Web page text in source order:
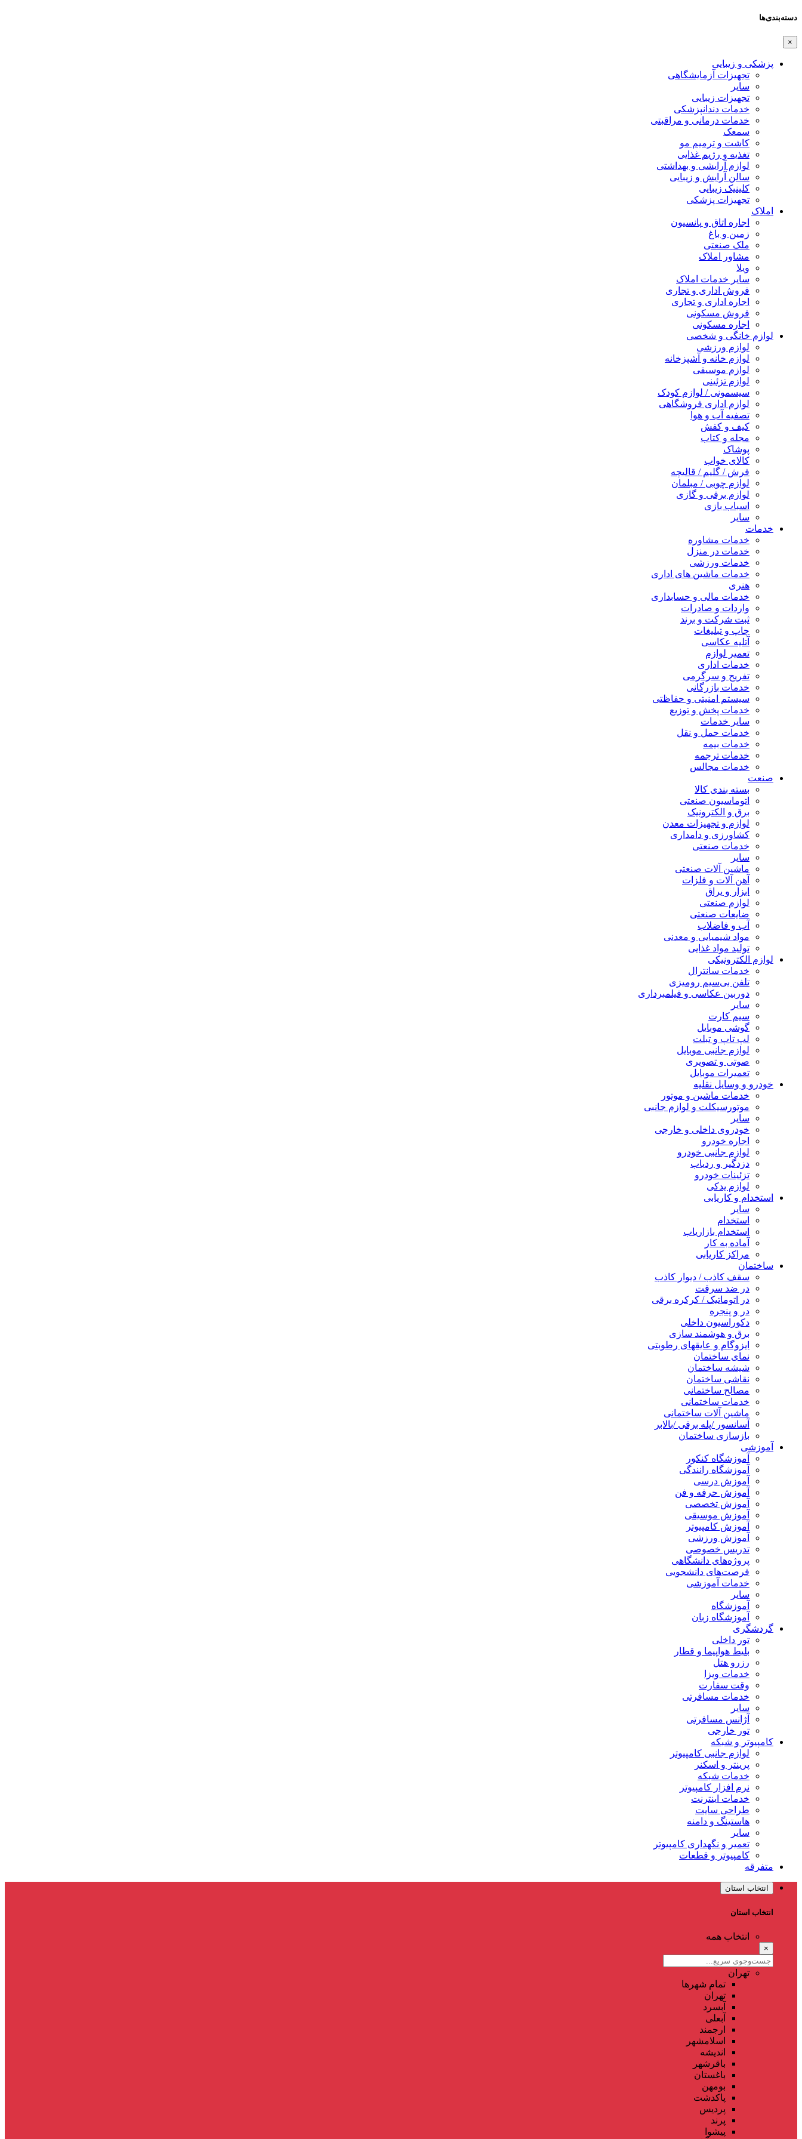
دسته‌بندی‌ها
×
پزشکی و زیبایی
تجهیزات آزمایشگاهی
سایر
تجهیزات زیبایی
خدمات دندانپزشکی
خدمات درمانی و مراقبتی
سمعک
کاشت و ترمیم مو
تغذیه و رژیم غذایی
لوازم آرایشی و بهداشتی
سالن آرایش و زیبایی
کلینیک زیبایی
تجهیزات پزشکی
املاک
اجاره اتاق و پانسیون
زمین و باغ
ملک صنعتی
مشاور املاک
ویلا
سایر خدمات املاک
فروش اداری و تجاری
اجاره اداری و تجاری
فروش مسکونی
اجاره مسکونی
لوازم خانگی و شخصی
لوازم ورزشی
لوازم خانه و آشپزخانه
لوازم موسیقی
لوازم تزئینی
سیسمونی / لوازم کودک
لوازم اداری فروشگاهی
تصفیه آب و هوا
کیف و کفش
مجله و کتاب
پوشاک
کالای خواب
فرش / گلیم / قالیچه
لوازم چوبی / مبلمان
لوازم برقی و گازی
اسباب بازی
سایر
خدمات
خدمات مشاوره
خدمات در منزل
خدمات ورزشی
خدمات ماشین های اداری
هنری
خدمات مالی و حسابداری
واردات و صادرات
ثبت شرکت و برند
چاپ و تبلیغات
آتلیه عکاسی
تعمیر لوازم
خدمات اداری
تفریح و سرگرمی
خدمات بازرگانی
سیستم امنیتی و حفاظتی
خدمات پخش و توزیع
سایر خدمات
خدمات حمل و نقل
خدمات بیمه
خدمات ترجمه
خدمات مجالس
صنعت
بسته بندی کالا
اتوماسیون صنعتی
برق و الکترونیک
لوازم و تجهیزات معدن
کشاورزی و دامداری
خدمات صنعتی
سایر
ماشین آلات صنعتی
آهن آلات و فلزات
ابزار و یراق
لوازم صنعتی
ضایعات صنعتی
آب و فاضلاب
مواد شیمیایی و معدنی
تولید مواد غذایی
لوازم الکترونیکی
خدمات سانترال
تلفن بی‌سیم رومیزی
دوربین عکاسی و فیلمبرداری
سایر
سیم کارت
گوشی موبایل
لپ تاپ و تبلت
لوازم جانبی موبایل
صوتی و تصویری
تعمیرات موبایل
خودرو و وسایل نقلیه
خدمات ماشین و موتور
موتورسیکلت و لوازم جانبی
سایر
خودروی داخلی و خارجی
اجاره خودرو
لوازم جانبی خودرو
دزدگیر و ردیاب
تزئینات خودرو
لوازم یدکی
استخدام و کاریابی
سایر
استخدام
استخدام بازاریاب
آماده به کار
مراکز کاریابی
ساختمان
سقف کاذب / دیوار کاذب
در ضد سرقت
در اتوماتیک / کرکره برقی
در و پنجره
دکوراسیون داخلی
برق و هوشمند سازی
ایزوگام و عایقهای رطوبتی
نمای ساختمان
شیشه ساختمان
نقاشی ساختمان
مصالح ساختمانی
خدمات ساختمانی
ماشین آلات ساختمانی
آسانسور /پله برقی /بالابر
بازسازی ساختمان
آموزشی
آموزشگاه کنکور
آموزشگاه رانندگی
آموزش درسی
آموزش حرفه و فن
آموزش تخصصی
آموزش موسیقی
آموزش کامپیوتر
آموزش ورزشی
تدریس خصوصی
پروژه‌های دانشگاهی
فرصت‌های دانشجویی
خدمات آموزشی
سایر
آموزشگاه
آموزشگاه زبان
گردشگری
تور داخلی
بلیط هواپیما و قطار
رزرو هتل
خدمات ویزا
وقت سفارت
خدمات مسافرتی
سایر
آژانس مسافرتی
تور خارجی
کامپیوتر و شبکه
لوازم جانبی کامپیوتر
پرینتر و اسکنر
خدمات شبکه
نرم افزار کامپیوتر
خدمات اینترنت
طراحی سایت
هاستینگ و دامنه
سایر
تعمیر و نگهداری کامپیوتر
کامپیوتر و قطعات
متفرقه
انتخاب استان
انتخاب استان
انتخاب همه
×
تهران
تمام شهر‌ها
تهران
آبسرد
آبعلی
ارجمند
اسلامشهر
اندیشه
باقرشهر
باغستان
بومهن
پاکدشت
پردیس
پرند
پیشوا